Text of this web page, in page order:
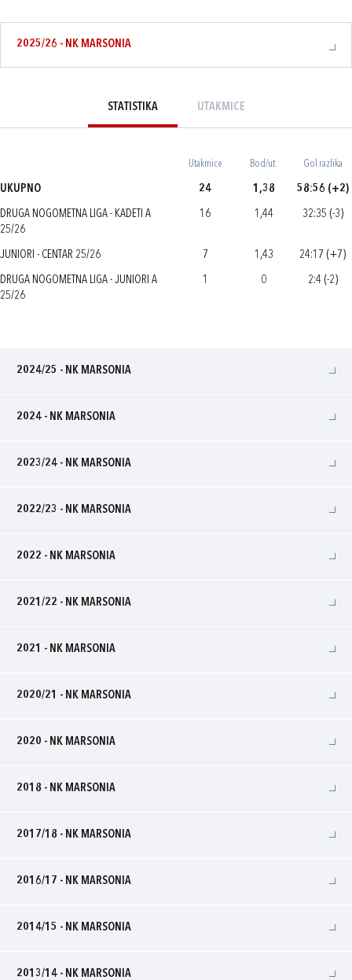
2025/26 - NK MARSONIA
STATISTIKA UTAKMICE
Utakmice Bod/ut. Gol razlika
UKUPNO 24 1,38 58:56 (+2)
DRUGA NOGOMETNA LIGA - KADETI A
25/26
16 1,44 32:35 (-3)
JUNIORI - CENTAR 25/26 7 1,43 24:17 (+7)
DRUGA NOGOMETNA LIGA - JUNIORI A
25/26
1 0 2:4 (-2)
2024/25 - NK MARSONIA
2024 - NK MARSONIA
2023/24 - NK MARSONIA
2022/23 - NK MARSONIA
2022 - NK MARSONIA
2021/22 - NK MARSONIA
2021 - NK MARSONIA
2020/21 - NK MARSONIA
2020 - NK MARSONIA
2018 - NK MARSONIA
2017/18 - NK MARSONIA
2016/17 - NK MARSONIA
2014/15 - NK MARSONIA
2013/14 - NK MARSONIA